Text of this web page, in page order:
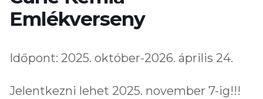
Emlékverseny
Időpont: 2025. október-2026. április 24.
Jelentkezni lehet 2025. november 7-ig!!!